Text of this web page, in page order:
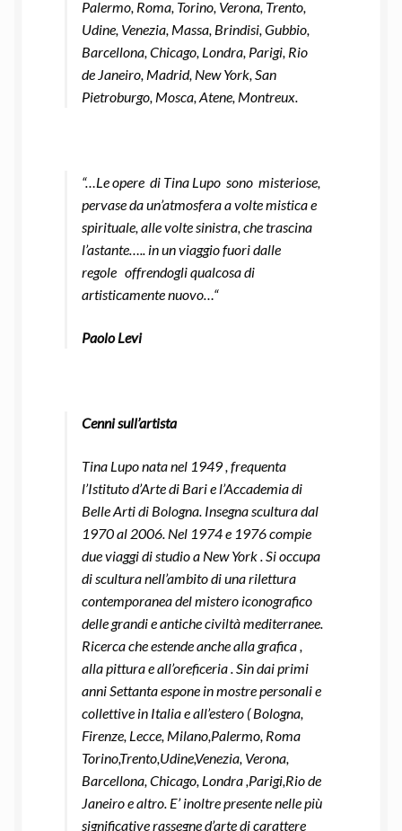
Palermo, Roma, Torino, Verona, Trento,
Udine, Venezia, Massa, Brindisi, Gubbio,
Barcellona, Chicago, Londra, Parigi, Rio
de Janeiro, Madrid, New York, San
Pietroburgo, Mosca, Atene, Montreux.
“…Le opere di Tina Lupo sono misteriose,
pervase da un’atmosfera a volte mistica e
spirituale, alle volte sinistra, che trascina
l’astante….. in un viaggio fuori dalle
regole offrendogli qualcosa di
artisticamente nuovo…“
Paolo Levi
Cenni sull’artista
Tina Lupo nata nel 1949 , frequenta
l’Istituto d’Arte di Bari e l’Accademia di
Belle Arti di Bologna. Insegna scultura dal
1970 al 2006. Nel 1974 e 1976 compie
due viaggi di studio a New York . Si occupa
di scultura nell’ambito di una rilettura
contemporanea del mistero iconografico
delle grandi e antiche civiltà mediterranee.
Ricerca che estende anche alla grafica ,
alla pittura e all’oreficeria . Sin dai primi
anni Settanta espone in mostre personali e
collettive in Italia e all’estero ( Bologna,
Firenze, Lecce, Milano,Palermo, Roma
Torino,Trento,Udine,Venezia, Verona,
Barcellona, Chicago, Londra ,Parigi,Rio de
Janeiro e altro. E’ inoltre presente nelle più
significative rassegne d’arte di carattere